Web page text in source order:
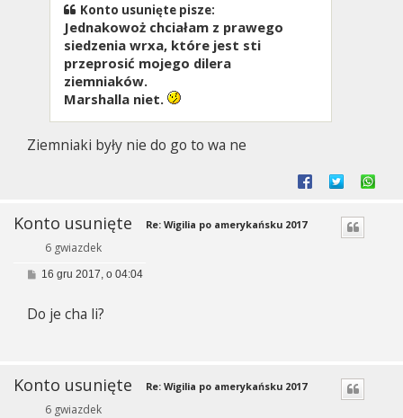
Konto usunięte pisze:
Jednakowoż chciałam z prawego
siedzenia wrxa, które jest sti
przeprosić mojego dilera
ziemniaków.
Marshalla niet.
Ziemniaki były nie do go to wa ne
Konto usunięte
6 gwiazdek
Re: Wigilia po amerykańsku 2017
P
t
16 gru 2017, o 04:04
Do je cha li?
Konto usunięte
6 gwiazdek
Re: Wigilia po amerykańsku 2017